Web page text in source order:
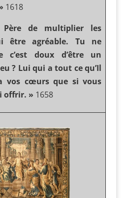
1618
de multiplier les
être agréable. Tu ne
c’est doux d’être un
? Lui qui a tout ce qu’Il
vos cœurs que si vous
offrir. » 1658